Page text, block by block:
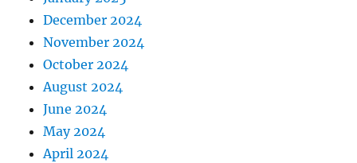
December 2024
November 2024
October 2024
August 2024
June 2024
May 2024
April 2024